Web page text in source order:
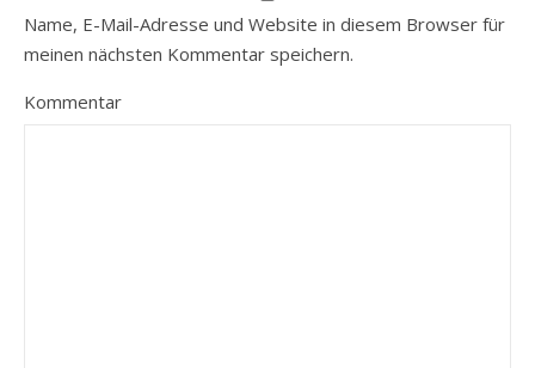
Name, E-Mail-Adresse und Website in diesem Browser für
meinen nächsten Kommentar speichern.
Kommentar